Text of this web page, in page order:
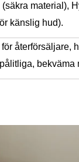
material),
känslig hud).
återförsäljare,
bekväma